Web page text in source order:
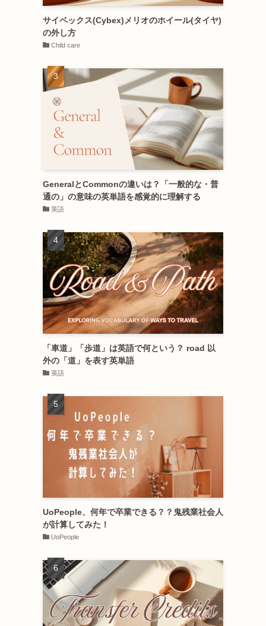
サイベックス(Cybex)メリオのホイール(タイヤ)
の外し方
Child care
GeneralとCommonの違いは？「一般的な・普
通の」の意味の英単語を感覚的に理解する
英語
「車道」「歩道」は英語で何という？ road 以
外の「道」を表す英単語
英語
UoPeople、何年で卒業できる？？鬼残業社会人
が計算してみた！
UoPeople